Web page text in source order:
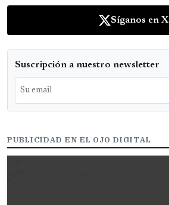
Síganos en X
Suscripción a nuestro newsletter
PUBLICIDAD EN EL OJO DIGITAL